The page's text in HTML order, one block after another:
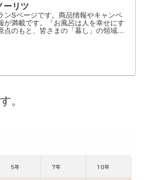
ーリツ
ンSページです。商品情報やキャンペ
が満載です。「お風呂は人を幸せにす
点のもと、皆さまの「暮し」の領域で
。